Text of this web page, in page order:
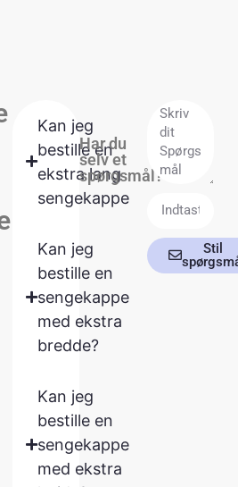
Kan jeg
bestille en
ekstra lang
sengekappe
Kan jeg
bestille en
sengekappe
med ekstra
bredde?
Kan jeg
bestille en
sengekappe
med ekstra
Har du
selv et
spørgsmål?
Stil